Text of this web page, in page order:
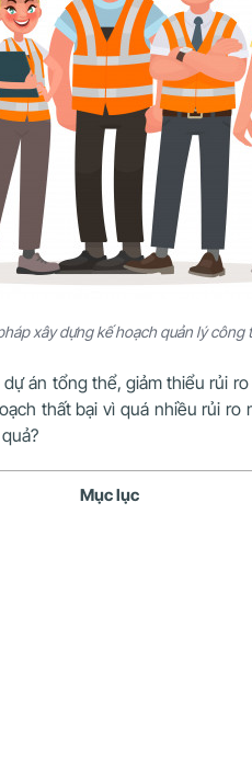
xây dựng kế hoạch quản lý công
án tổng thể, giảm thiểu rủi
thất bại vì quá nhiều rủi
Mục lục